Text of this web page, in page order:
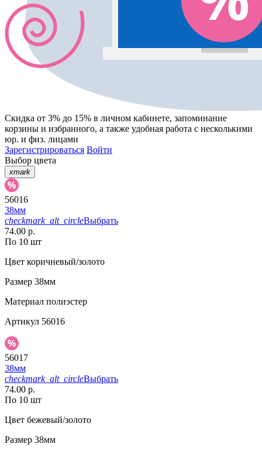
Скидка от 3% до 15% в личном кабинете, запоминание
корзины и избранного, а также удобная работа с несколькими
юр. и физ. лицами
Зарегистрироваться Войти
Выбор цвета
xmark
56016
38мм
checkmark_alt_circleВыбрать
74.00 р.
По 10 шт
Цвет коричневый/золото
Размер 38мм
Материал полиэстер
Артикул 56016
56017
38мм
checkmark_alt_circleВыбрать
74.00 р.
По 10 шт
Цвет бежевый/золото
Размер 38мм